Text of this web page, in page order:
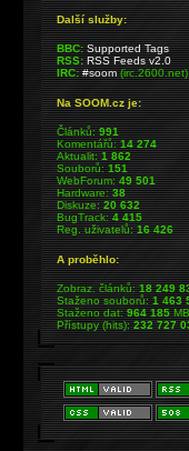
Další služby:
BBC: Supported Tags
RSS: RSS Feeds v2.0
IRC: #soom(irc.2600.net)
Na SOOM.cz je:
Článků:991
Komentářů:14 274
Aktualit:1 862
Souborů:151
WebForum:49 501
Hardware:38
Diskuze:20 632
BugTrack:4 415
Reg. uživatelů:16 426
A proběhlo:
Zobraz. článků:18 249
Staženo souborů:1 463
Staženo dat:964 185MB
Přístupy (hits):232 727